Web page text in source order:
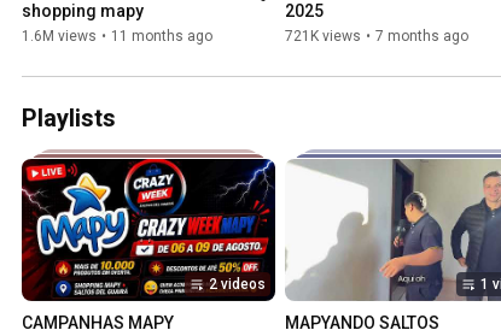
shopping mapy
1.6M views • 11 months ago
2025
721K views • 7 months ago
Playlists
2 videos
CAMPANHAS MAPY
1
MAPYANDO SALTOS